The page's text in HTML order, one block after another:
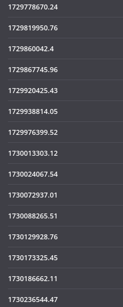
1729778670.24
1729819950.76
1729860042.4
1729867745.96
1729920425.43
1729938814.05
1729976399.52
1730013303.12
1730024067.54
1730072937.01
1730088265.51
1730129928.76
1730173325.45
1730186662.11
1730236544.47